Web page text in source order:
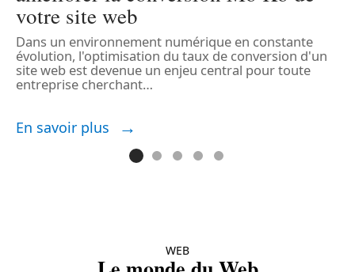
votre site web
Dans un environnement numérique en constante
évolution, l'optimisation du taux de conversion d'un
site web est devenue un enjeu central pour toute
entreprise cherchant…
En savoir plus
WEB